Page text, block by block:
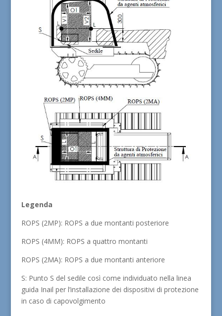
Legenda
ROPS (2MP): ROPS a due montanti posteriore
ROPS (4MM): ROPS a quattro montanti
ROPS (2MA): ROPS a due montanti anteriore
S: Punto S del sedile così come individuato nella linea
guida Inail per l’installazione dei dispositivi di protezione
in caso di capovolgimento